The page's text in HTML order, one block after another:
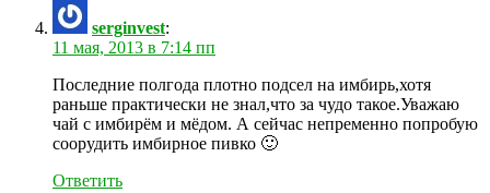
serginvest:
11 мая, 2013 в 7:14 пп
Последние полгода плотно подсел на имбирь,хотя
раньше практически не знал,что за чудо такое.Уважаю
чай с имбирём и мёдом. А сейчас непременно попробую
соорудить имбирное пивко 🙂
Ответить